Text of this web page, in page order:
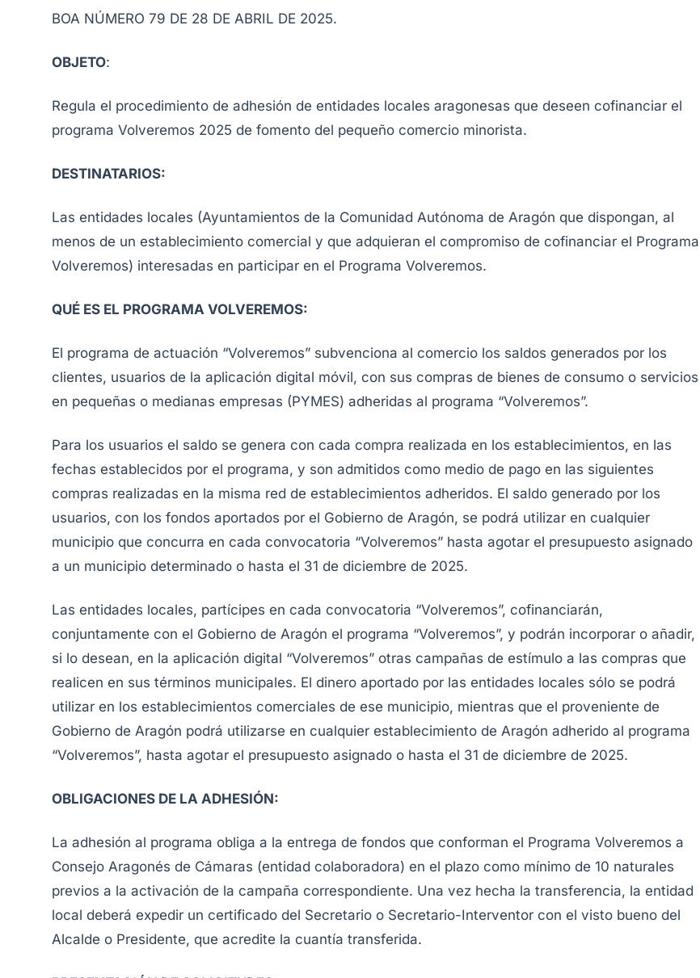
BOA NÚMERO 79 DE 28 DE ABRIL DE 2025.
OBJETO:
Regula el procedimiento de adhesión de entidades locales aragonesas que deseen cofinanciar el
programa Volveremos 2025 de fomento del pequeño comercio minorista.
DESTINATARIOS:
Las entidades locales (Ayuntamientos de la Comunidad Autónoma de Aragón que dispongan, al
menos de un establecimiento comercial y que adquieran el compromiso de cofinanciar el Programa
Volveremos) interesadas en participar en el Programa Volveremos.
QUÉ ES EL PROGRAMA VOLVEREMOS:
El programa de actuación “Volveremos” subvenciona al comercio los saldos generados por los
clientes, usuarios de la aplicación digital móvil, con sus compras de bienes de consumo o servicios
en pequeñas o medianas empresas (PYMES) adheridas al programa “Volveremos”.
Para los usuarios el saldo se genera con cada compra realizada en los establecimientos, en las
fechas establecidos por el programa, y son admitidos como medio de pago en las siguientes
compras realizadas en la misma red de establecimientos adheridos. El saldo generado por los
usuarios, con los fondos aportados por el Gobierno de Aragón, se podrá utilizar en cualquier
municipio que concurra en cada convocatoria “Volveremos” hasta agotar el presupuesto asignado
a un municipio determinado o hasta el 31 de diciembre de 2025.
Las entidades locales, partícipes en cada convocatoria “Volveremos”, cofinanciarán,
conjuntamente con el Gobierno de Aragón el programa “Volveremos”, y podrán incorporar o añadir,
si lo desean, en la aplicación digital “Volveremos” otras campañas de estímulo a las compras que
realicen en sus términos municipales. El dinero aportado por las entidades locales sólo se podrá
utilizar en los establecimientos comerciales de ese municipio, mientras que el proveniente de
Gobierno de Aragón podrá utilizarse en cualquier establecimiento de Aragón adherido al programa
“Volveremos”, hasta agotar el presupuesto asignado o hasta el 31 de diciembre de 2025.
OBLIGACIONES DE LA ADHESIÓN:
La adhesión al programa obliga a la entrega de fondos que conforman el Programa Volveremos a
Consejo Aragonés de Cámaras (entidad colaboradora) en el plazo como mínimo de 10 naturales
previos a la activación de la campaña correspondiente. Una vez hecha la transferencia, la entidad
local deberá expedir un certificado del Secretario o Secretario-Interventor con el visto bueno del
Alcalde o Presidente, que acredite la cuantía transferida.